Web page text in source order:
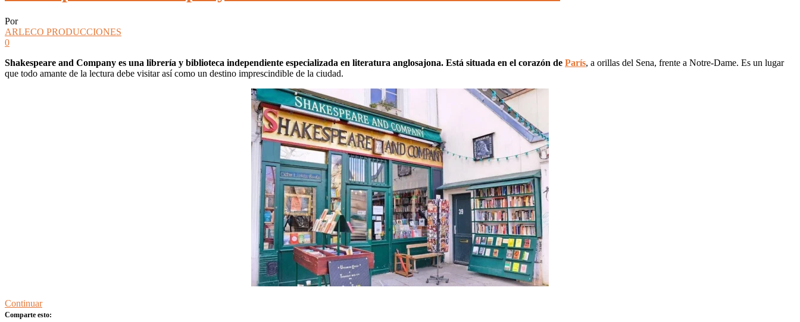
Por
ARLECO PRODUCCIONES
0
Shakespeare and Company es una librería y biblioteca independiente especializada en literatura anglosajona. Está situada en el corazón de París, a orillas del Sena, frente a Notre-Dame. Es un lugar
que todo amante de la lectura debe visitar así como un destino imprescindible de la ciudad.
Continuar
Comparte esto: